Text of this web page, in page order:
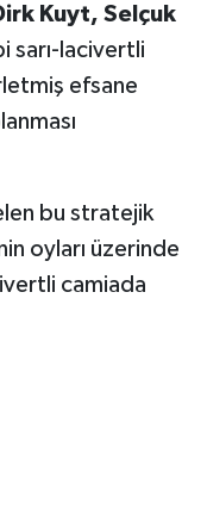
Kuyt, Selçuk
sarı-lacivertli
efsane
bu stratejik
oyları üzerinde
camiada